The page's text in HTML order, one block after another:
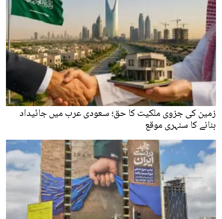
زمین کی جزوی ملکیت کا حق؛ سعودی عرب میں جائیداد
بنانے کا سنہری موقع